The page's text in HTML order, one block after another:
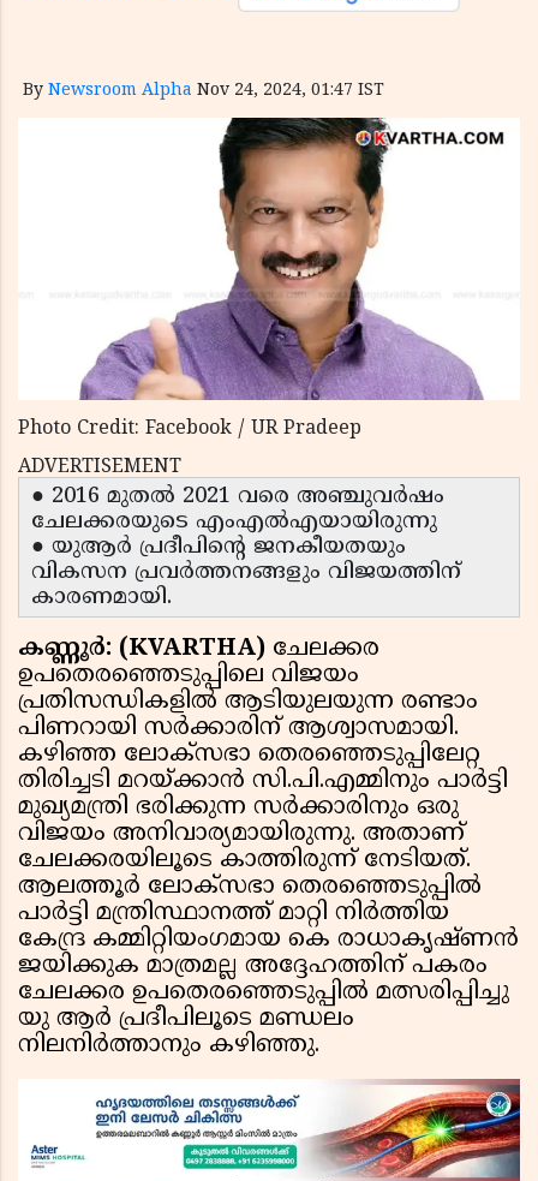
By Newsroom Alpha Nov 24, 2024, 01:47 IST
Photo Credit: Facebook / UR Pradeep
ADVERTISEMENT
● 2016 മുതൽ 2021 വരെ അഞ്ചുവർഷം
ചേലക്കരയുടെ എംഎൽഎയായിരുന്നു
● യുആർ പ്രദീപിന്റെ ജനകീയതയും
വികസന പ്രവർത്തനങ്ങളും വിജയത്തിന്
കാരണമായി.
കണ്ണൂർ: (KVARTHA) ചേലക്കര
ഉപതെരഞ്ഞെടുപ്പിലെ വിജയം
പ്രതിസന്ധികളിൽ ആടിയുലയുന്ന രണ്ടാം
പിണറായി സർക്കാരിന് ആശ്വാസമായി.
കഴിഞ്ഞ ലോക്സഭാ തെരഞ്ഞെടുപ്പിലേറ്റ
തിരിച്ചടി മറയ്ക്കാൻ സി.പി.എമ്മിനും പാർട്ടി
മുഖ്യമന്ത്രി ഭരിക്കുന്ന സർക്കാരിനും ഒരു
വിജയം അനിവാര്യമായിരുന്നു. അതാണ്
ചേലക്കരയിലൂടെ കാത്തിരുന്ന് നേടിയത്.
ആലത്തൂർ ലോക്സഭാ തെരഞ്ഞെടുപ്പിൽ
പാർട്ടി മന്ത്രിസ്ഥാനത്ത് മാറ്റി നിർത്തിയ
കേന്ദ്ര കമ്മിറ്റിയംഗമായ കെ രാധാകൃഷ്ണൻ
ജയിക്കുക മാത്രമല്ല അദ്ദേഹത്തിന് പകരം
ചേലക്കര ഉപതെരഞ്ഞെടുപ്പിൽ മത്സരിപ്പിച്ചു
യു ആർ പ്രദീപിലൂടെ മണ്ഡലം
നിലനിർത്താനും കഴിഞ്ഞു.